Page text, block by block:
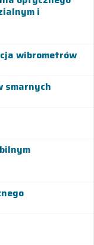
i
wibrometrów
smarnych